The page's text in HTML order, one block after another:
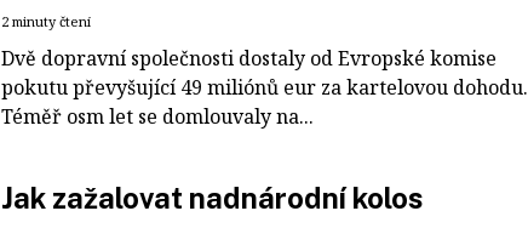
2 minuty čtení
Dvě dopravní společnosti dostaly od Evropské komise
pokutu převyšující 49 miliónů eur za kartelovou dohodu.
Téměř osm let se domlouvaly na...
Jak zažalovat nadnárodní kolos